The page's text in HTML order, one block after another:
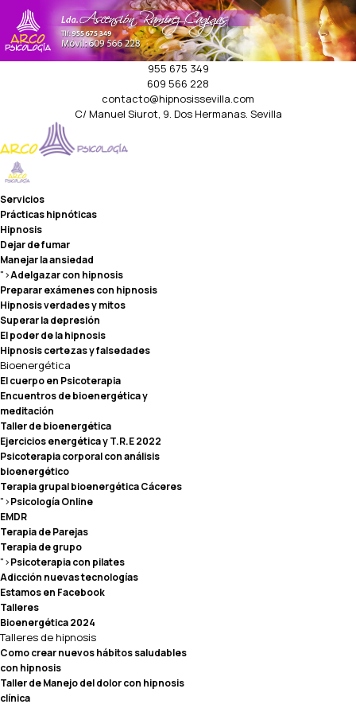
955 675 349
609 566 228
contacto@hipnosissevilla.com
C/ Manuel Siurot, 9. Dos Hermanas. Sevilla
Servicios
Prácticas hipnóticas
Hipnosis
Dejar de fumar
Manejar la ansiedad
">Adelgazar con hipnosis
Preparar exámenes con hipnosis
Hipnosis verdades y mitos
Superar la depresión
El poder de la hipnosis
Hipnosis certezas y falsedades
Bioenergética
El cuerpo en Psicoterapia
Encuentros de bioenergética y
meditación
Taller de bioenergética
Ejercicios energética y T.R.E 2022
Psicoterapia corporal con análisis
bioenergético
Terapia grupal bioenergética Cáceres
">Psicología Online
EMDR
Terapia de Parejas
Terapia de grupo
">Psicoterapia con pilates
Adicción nuevas tecnologías
Estamos en Facebook
Talleres
Bioenergética 2024
Talleres de hipnosis
Como crear nuevos hábitos saludables
con hipnosis
Taller de Manejo del dolor con hipnosis
clínica